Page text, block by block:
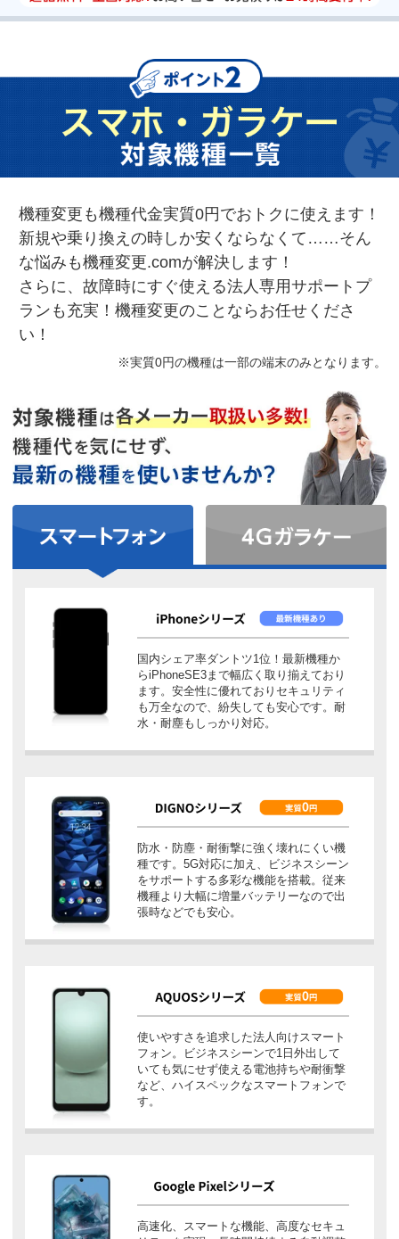
機種変更も機種代金実質0円でおトクに使えます！
新規や乗り換えの時しか安くならなくて……そん
な悩みも機種変更.comが解決します！
さらに、故障時にすぐ使える法人専用サポートプ
ランも充実！機種変更のことならお任せくださ
い！
※実質0円の機種は一部の端末のみとなります。
スマートフォン 4Gガラケー
国内シェア率ダントツ1位！最新機種か
らiPhoneSE3まで幅広く取り揃えており
ます。安全性に優れておりセキュリティ
も万全なので、紛失しても安心です。耐
水・耐塵もしっかり対応。
防水・防塵・耐衝撃に強く壊れにくい機
種です。5G対応に加え、ビジネスシーン
をサポートする多彩な機能を搭載。従来
機種より大幅に増量バッテリーなので出
張時などでも安心。
使いやすさを追求した法人向けスマート
フォン。ビジネスシーンで1日外出して
いても気にせず使える電池持ちや耐衝撃
など、ハイスペックなスマートフォンで
す。
高速化、スマートな機能、高度なセキュ